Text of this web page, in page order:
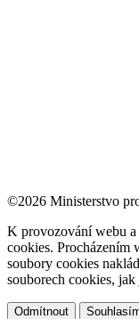
©2026 Ministerstvo
K provozování webu a
cookies. Procházením
soubory cookies
souborech cookies,
Odmítnout